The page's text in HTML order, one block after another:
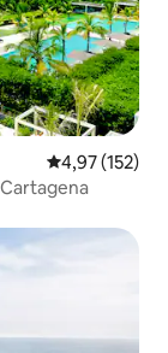
4,97 de uma
4,97 (152)